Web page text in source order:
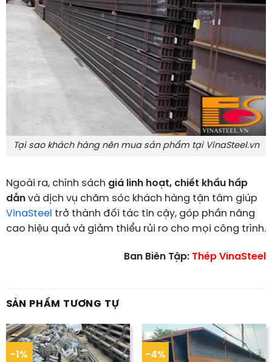
Tại sao khách hàng nên mua sản phẩm tại VinaSteel.vn
Ngoài ra, chính sách giá linh hoạt, chiết khấu hấp
dẫnvà dịch vụ chăm sóc khách hàng tận tâm giúp
VinaSteel trở thành đối tác tin cậy, góp phần nâng
cao hiệu quả và giảm thiểu rủi ro cho mọi công trình.
Ban Biên Tập: Thép VinaSteel
SẢN PHẨM TƯƠNG TỰ
-1% -4%